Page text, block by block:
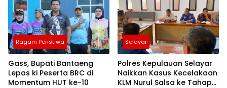
Ragam Peristiwa
Gass, Bupati Bantaeng
Lepas ki Peserta BRC di
Momentum HUT ke-10
Selayar
Polres Kepulauan Selayar
Naikkan Kasus Kecelakaan
KLM Nurul Salsa ke Tahap